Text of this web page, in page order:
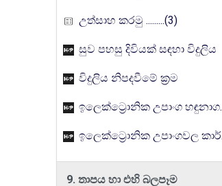
උත්සාහ කරමු .........(3)
සුව පහසු දිවියක් සඳහා විදුලිය
විදුලිය නිපදවීමේ ක්‍රම
ඉලෙක්ට්‍රොනික උපාංග හඳුනාගනිමු.
ඉලෙක්ට්‍රොනික උපාංගවල කාර්යය
9. තාපය හා එහි බලපෑම